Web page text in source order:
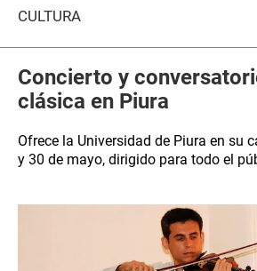
CULTURA
Concierto y
clásica en Piura
Ofrece la Universidad de Piura en su
y 30 de mayo, dirigido para todo el